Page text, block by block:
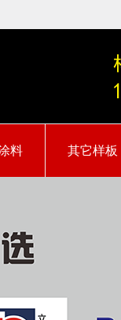
料 其它样板